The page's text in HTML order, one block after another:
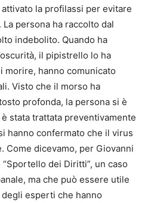
la profilassi per evitare
persona ha raccolto dal
indebolito. Quando ha
il pipistrello lo ha
morire, hanno comunicato
Visto che il morso ha
profonda, la persona si è
è stata trattata preventivamente
hanno confermato che il virus
Come dicevamo, per Giovanni
“Sportello dei Diritti”, un caso
ma che può essere utile
esperti che hanno